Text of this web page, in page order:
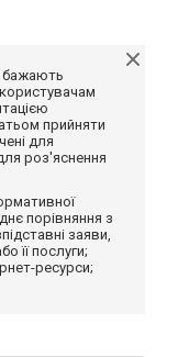
бажають
прийняти
для
роз'яснення
порівняння з
заяви,
її послуги;
ресурси;